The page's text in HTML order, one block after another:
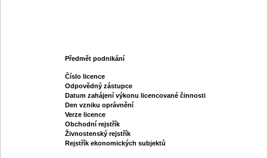
Předmět podnikání
Číslo licence
Odpovědný zástupce
Datum zahájení výkonu licencované činnosti
Den vzniku oprávnění
Verze licence
Obchodní rejstřík
Živnostenský rejstřík
Rejstřík ekonomických subjektů